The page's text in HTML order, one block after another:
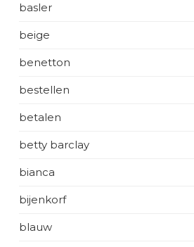
basler
beige
benetton
bestellen
betalen
betty barclay
bianca
bijenkorf
blauw